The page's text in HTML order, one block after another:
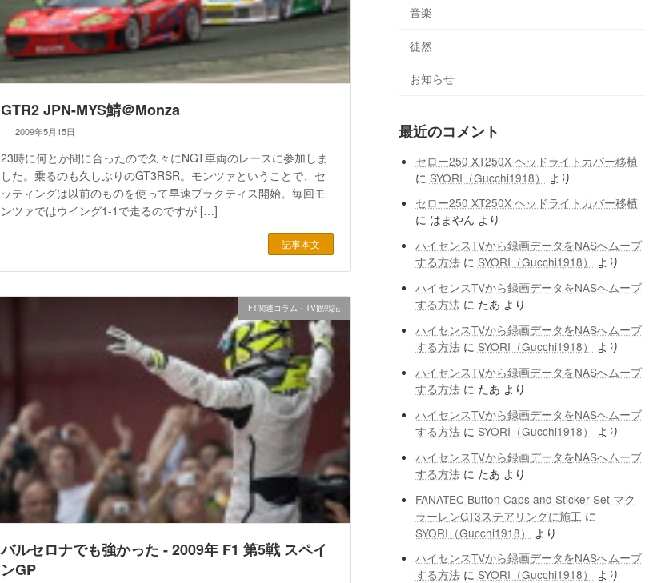
GTR2 JPN-MYS鯖＠Monza
2009年5月15日
23時に何とか間に合ったので久々にNGT車両のレースに参加しま
した。乗るのも久しぶりのGT3RSR。モンツァということで、セ
ッティングは以前のものを使って早速プラクティス開始。毎回モ
ンツァではウイング1-1で走るのですが […]
記事本文
F1関連コラム・TV観戦記
バルセロナでも強かった - 2009年 F1 第5戦 スペイ
ンGP
音楽
徒然
お知らせ
最近のコメント
セロー250 XT250X ヘッドライトカバー移植
に SYORI（Gucchi1918）
より
セロー250 XT250X ヘッドライトカバー移植
に はまやん より
ハイセンスTVから録画データをNASへムーブ
する方法に SYORI（Gucchi1918）
より
ハイセンスTVから録画データをNASへムーブ
する方法に たあ より
ハイセンスTVから録画データをNASへムーブ
する方法に SYORI（Gucchi1918）
より
ハイセンスTVから録画データをNASへムーブ
する方法に たあ より
ハイセンスTVから録画データをNASへムーブ
する方法に SYORI（Gucchi1918）
より
ハイセンスTVから録画データをNASへムーブ
する方法に たあ より
FANATEC Button Caps and Sticker Set マク
ラーレンGT3ステアリングに施工 に
SYORI（Gucchi1918）
より
ハイセンスTVから録画データをNASへムーブ
する方法に SYORI（Gucchi1918） より